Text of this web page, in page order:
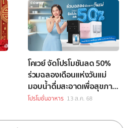
โคเวย์ จัดโปรโมชันลด 50%
ร่วมฉลองเดือนแห่งวันแม่
มอบน้ำดื่มสะอาดเพื่อสุขภาพ
ดี แทนคำว่ารักที่ไม่สิ้นสุด
โปรโมชั่นอาหาร 13 ส.ค. 68